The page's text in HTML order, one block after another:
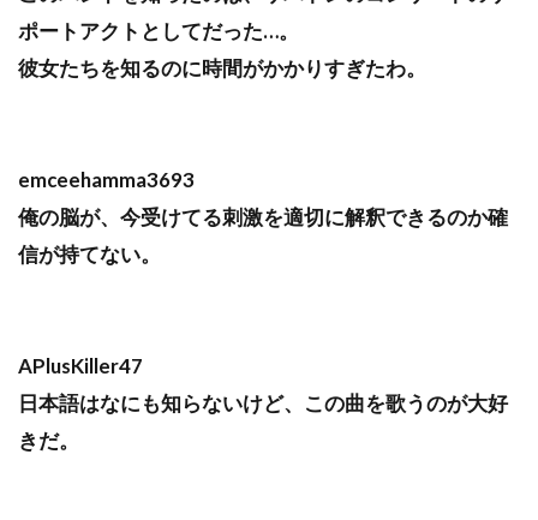
ポートアクトとしてだった…。
彼女たちを知るのに時間がかかりすぎたわ。
emceehamma3693
俺の脳が、今受けてる刺激を適切に解釈できるのか確
信が持てない。
APlusKiller47
日本語はなにも知らないけど、この曲を歌うのが大好
きだ。